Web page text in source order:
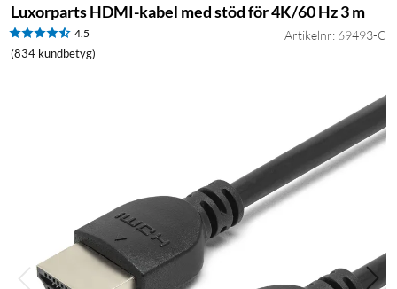
Luxorparts HDMI-kabel med stöd för 4K/60 Hz 3 m
4.5
(834 kundbetyg)
Artikelnr: 69493-C